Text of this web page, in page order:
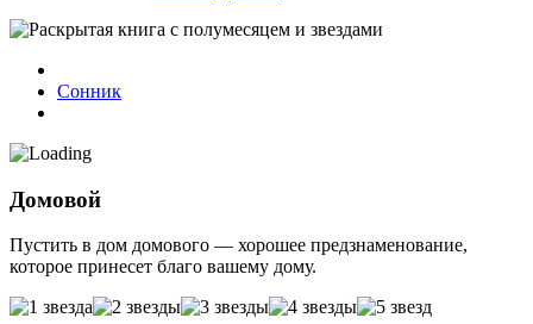
Сонник
Домовой
Пустить в дом домового — хорошее предзнаменование,
которое принесет благо вашему дому.